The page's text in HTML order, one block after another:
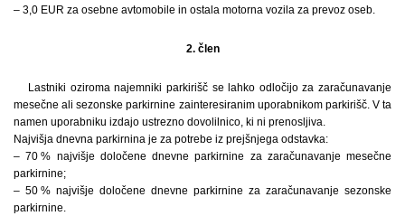
– 3,0 EUR za osebne avtomobile in ostala motorna vozila za prevoz oseb.
2. člen
Lastniki oziroma najemniki parkirišč se lahko odločijo za zaračunavanje
mesečne ali sezonske parkirnine zainteresiranim uporabnikom parkirišč. V ta
namen uporabniku izdajo ustrezno dovolilnico, ki ni prenosljiva.
Najvišja dnevna parkirnina je za potrebe iz prejšnjega odstavka:
– 70 % najvišje določene dnevne parkirnine za zaračunavanje mesečne
parkirnine;
– 50 % najvišje določene dnevne parkirnine za zaračunavanje sezonske
parkirnine.